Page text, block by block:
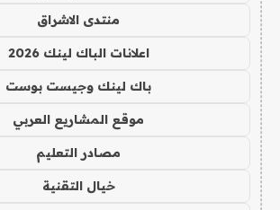
منتدى الاشراق
اعلانات الباك لينك 2026
باك لينك وجيست بوست
موقع المشاريع العربي
مصادر التعليم
خيال التقنية